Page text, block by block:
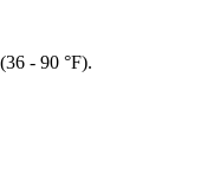
- 90 °F).